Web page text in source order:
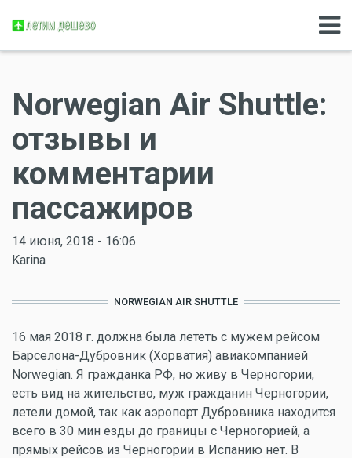
Norwegian Air Shuttle:
отзывы и
комментарии
пассажиров
14 июня, 2018 - 16:06
Karina
NORWEGIAN AIR SHUTTLE
16 мая 2018 г. должна была лететь с мужем рейсом
Барселона-Дубровник (Хорватия) авиакомпанией
Norwegian. Я гражданка РФ, но живу в Черногории,
есть вид на жительство, муж гражданин Черногории,
летели домой, так как аэропорт Дубровника находится
всего в 30 мин езды до границы с Черногорией, а
прямых рейсов из Черногории в Испанию нет. В